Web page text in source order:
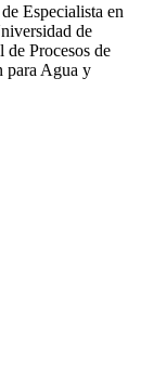
Especialista en
de
de Procesos de
para Agua y